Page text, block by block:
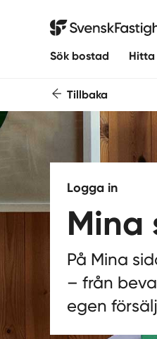
Svensk
Sök bostad Hitta
Tillbaka
Logga in
Mina
På Mina
– från
egen